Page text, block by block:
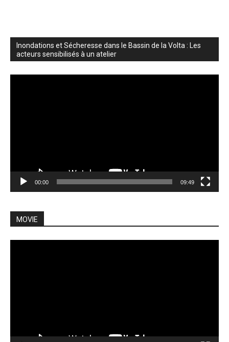
Inondations et Sécheresse dans le Bassin de la Volta : Les
acteurs sensibilisés à un atelier
00:00 09:49
MOVIE